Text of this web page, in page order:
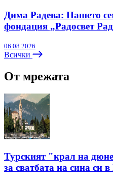
Дима Радева: Нашето
фондация „Радосвет
06.08.2026
Всички
От мрежата
Турският "крал на
за сватбата на сина си